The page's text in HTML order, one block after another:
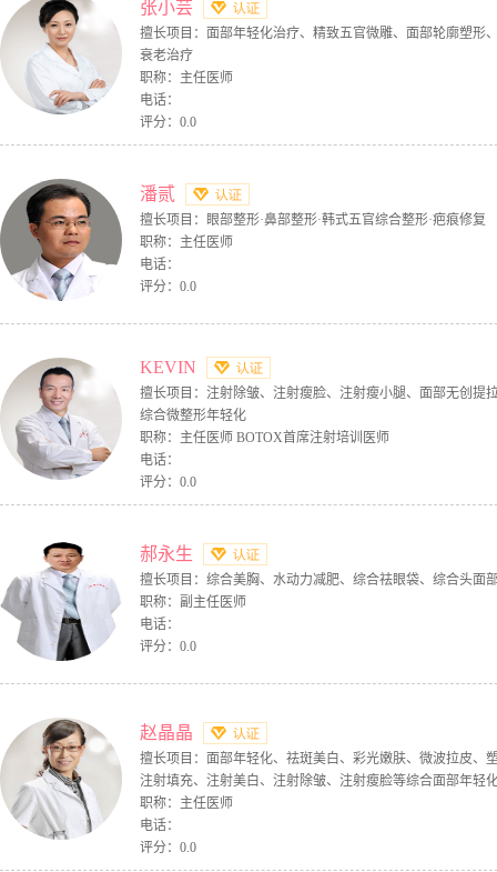
张小芸
擅长项目：面部年轻化治疗、精致五官微雕、面部轮廓塑形
衰老治疗
职称：主任医师
电话：
评分：0.0
潘贰
擅长项目：眼部整形·鼻部整形·韩式五官综合整形·疤痕修复
职称：主任医师
电话：
评分：0.0
KEVIN
擅长项目：注射除皱、注射瘦脸、注射瘦小腿、面部无创提
综合微整形年轻化
职称：主任医师 BOTOX首席注射培训医师
电话：
评分：0.0
郝永生
擅长项目：综合美胸、水动力减肥、综合祛眼袋、综合头面
职称：副主任医师
电话：
评分：0.0
赵晶晶
擅长项目：面部年轻化、祛斑美白、彩光嫩肤、微波拉皮、
注射填充、注射美白、注射除皱、注射瘦脸等综合面部年轻
职称：主任医师
电话：
评分：0.0